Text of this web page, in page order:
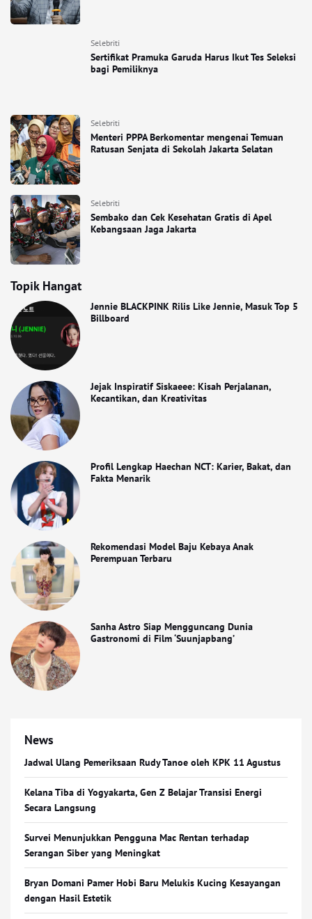
Selebriti
Sertifikat Pramuka Garuda Harus Ikut Tes Seleksi
bagi Pemiliknya
Selebriti
Menteri PPPA Berkomentar mengenai Temuan
Ratusan Senjata di Sekolah Jakarta Selatan
Selebriti
Sembako dan Cek Kesehatan Gratis di Apel
Kebangsaan Jaga Jakarta
Topik Hangat
Jennie BLACKPINK Rilis Like Jennie, Masuk Top 5
Billboard
Jejak Inspiratif Siskaeee: Kisah Perjalanan,
Kecantikan, dan Kreativitas
Profil Lengkap Haechan NCT: Karier, Bakat, dan
Fakta Menarik
Rekomendasi Model Baju Kebaya Anak
Perempuan Terbaru
Sanha Astro Siap Mengguncang Dunia
Gastronomi di Film ‘Suunjapbang’
News
Jadwal Ulang Pemeriksaan Rudy Tanoe oleh KPK 11 Agustus
Kelana Tiba di Yogyakarta, Gen Z Belajar Transisi Energi
Secara Langsung
Survei Menunjukkan Pengguna Mac Rentan terhadap
Serangan Siber yang Meningkat
Bryan Domani Pamer Hobi Baru Melukis Kucing Kesayangan
dengan Hasil Estetik